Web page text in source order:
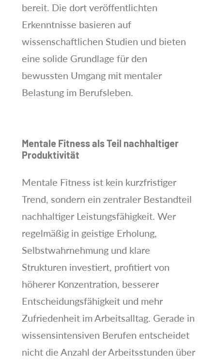
bereit. Die dort veröffentlichten
Erkenntnisse basieren auf
wissenschaftlichen Studien und bieten
eine solide Grundlage für den
bewussten Umgang mit mentaler
Belastung im Berufsleben.
Mentale Fitness als Teil nachhaltiger
Produktivität
Mentale Fitness ist kein kurzfristiger
Trend, sondern ein zentraler Bestandteil
nachhaltiger Leistungsfähigkeit. Wer
regelmäßig in geistige Erholung,
Selbstwahrnehmung und klare
Strukturen investiert, profitiert von
höherer Konzentration, besserer
Entscheidungsfähigkeit und mehr
Zufriedenheit im Arbeitsalltag. Gerade in
wissensintensiven Berufen entscheidet
nicht die Anzahl der Arbeitsstunden über